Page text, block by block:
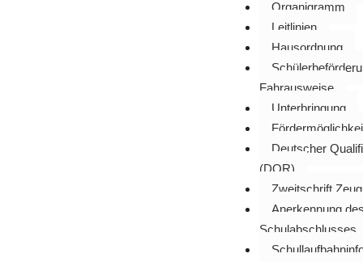
Organigramm
Leitlinien
Hausordnung
Fahrausweise
Unterbringung
Deutscher
(DQR)
Zweitschrift
Anerkennung
Schulabschlusses